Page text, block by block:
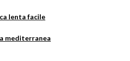
lenta facile
mediterranea